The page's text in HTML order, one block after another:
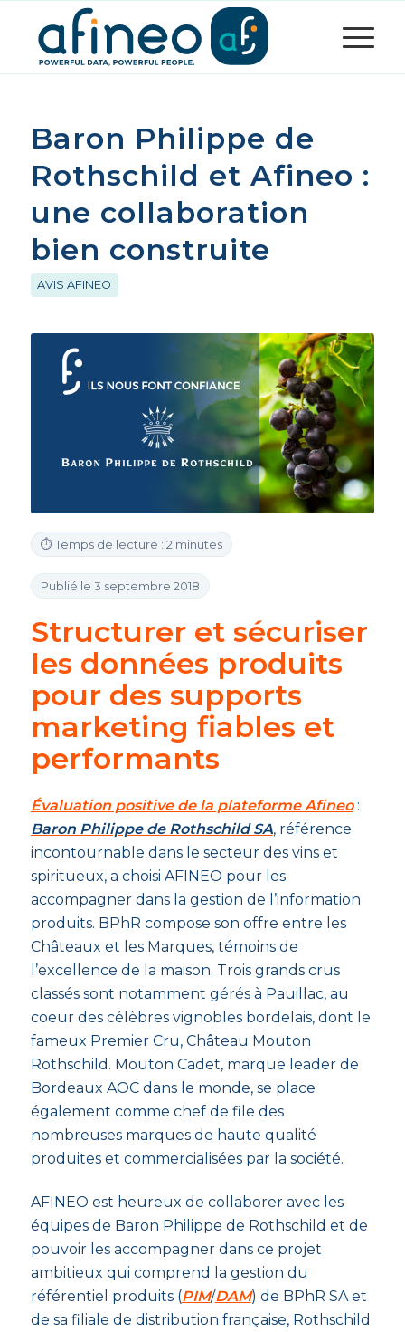
Baron Philippe de
Rothschild et Afineo :
une collaboration
bien construite
AVIS AFINEO
⏱ Temps de lecture : 2 minutes
Publié le 3 septembre 2018
Structurer et sécuriser
les données produits
pour des supports
marketing fiables et
performants
Évaluation positive de la plateforme Afineo:
Baron Philippe de Rothschild SA, référence
incontournable dans le secteur des vins et
spiritueux, a choisi AFINEO pour les
accompagner dans la gestion de l’information
produits. BPhR compose son offre entre les
Châteaux et les Marques, témoins de
l’excellence de la maison. Trois grands crus
classés sont notamment gérés à Pauillac, au
coeur des célèbres vignobles bordelais, dont le
fameux Premier Cru, Château Mouton
Rothschild. Mouton Cadet, marque leader de
Bordeaux AOC dans le monde, se place
également comme chef de file des
nombreuses marques de haute qualité
produites et commercialisées par la société.
AFINEO est heureux de collaborer avec les
équipes de Baron Philippe de Rothschild et de
pouvoir les accompagner dans ce projet
ambitieux qui comprend la gestion du
référentiel produits (PIM/DAM) de BPhR SA et
de sa filiale de distribution française, Rothschild